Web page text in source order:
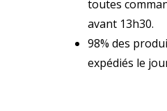
toutes
avant 13h30.
98% des
expédiés le